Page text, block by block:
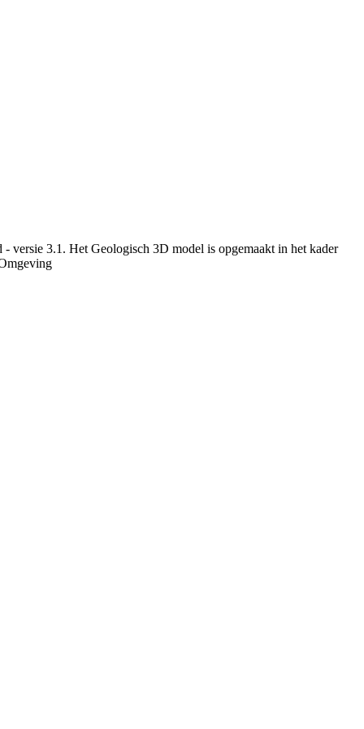
versie 3.1. Het Geologisch 3D model is opgemaakt in het kader